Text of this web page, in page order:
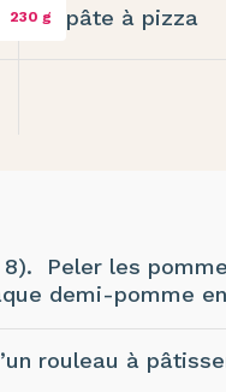
230 g pâte à pizza
Peler les
demi-pomme
rouleau à